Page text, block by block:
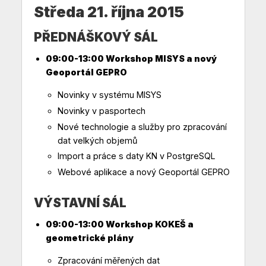
Středa 21. října 2015
PŘEDNÁŠKOVÝ SÁL
09:00-13:00 Workshop MISYS a nový
Geoportál GEPRO
Novinky v systému MISYS
Novinky v pasportech
Nové technologie a služby pro zpracování
dat velkých objemů
Import a práce s daty KN v PostgreSQL
Webové aplikace a nový Geoportál GEPRO
VÝSTAVNÍ SÁL
09:00-13:00 Workshop KOKEŠ a
geometrické plány
Zpracování měřených dat